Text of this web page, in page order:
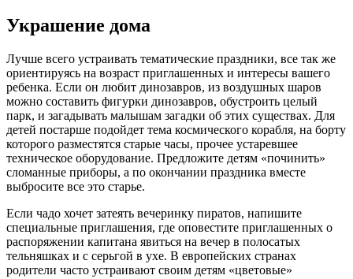
Украшение дома
Лучше всего устраивать тематические праздники, все так же
ориентируясь на возраст приглашенных и интересы вашего
ребенка. Если он любит динозавров, из воздушных шаров
можно составить фигурки динозавров, обустроить целый
парк, и загадывать малышам загадки об этих существах. Для
детей постарше подойдет тема космического корабля, на борту
которого разместятся старые часы, прочее устаревшее
техническое оборудование. Предложите детям «починить»
сломанные приборы, а по окончании праздника вместе
выбросите все это старье.
Если чадо хочет затеять вечеринку пиратов, напишите
специальные приглашения, где оповестите приглашенных о
распоряжении капитана явиться на вечер в полосатых
тельняшках и с серьгой в ухе. В европейских странах
родители часто устраивают своим детям «цветовые»